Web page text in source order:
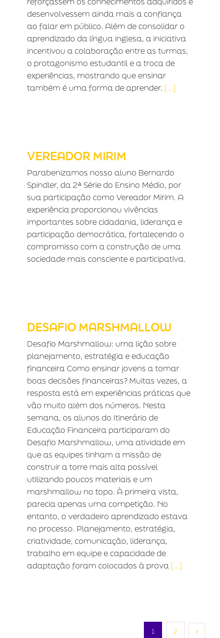
desenvolvessem ainda mais a confiança
ao falar em público. Além de consolidar o
aprendizado da língua inglesa, a iniciativa
incentivou a colaboração entre as turmas,
o protagonismo estudantil e a troca de
experiências, mostrando que ensinar
também é uma forma de aprender. [...]
VEREADOR MIRIM
Parabenizamos nosso aluno Bernardo
Spindler, da 2ª Série do Ensino Médio, por
sua participação como Vereador Mirim. A
experiência proporcionou vivências
importantes sobre cidadania, liderança e
participação democrática, fortalecendo o
compromisso com a construção de uma
sociedade mais consciente e participativa.
DESAFIO MARSHMALLOW
Desafio Marshmallow: uma lição sobre
planejamento, estratégia e educação
financeira Como ensinar jovens a tomar
boas decisões financeiras? Muitas vezes, a
resposta está em experiências práticas que
vão muito além dos números. Nesta
semana, os alunos do Itinerário de
Educação Financeira participaram do
Desafio Marshmallow, uma atividade em
que as equipes tinham a missão de
construir a torre mais alta possível
utilizando poucos materiais e um
marshmallow no topo. À primeira vista,
parecia apenas uma competição. No
entanto, o verdadeiro aprendizado estava
no processo. Planejamento, estratégia,
criatividade, comunicação, liderança,
trabalho em equipe e capacidade de
adaptação foram colocados à prova [...]
1 2